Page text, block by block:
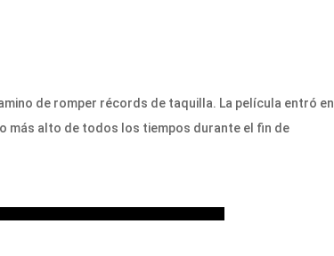
de romper récords de taquilla. La película entró en
más alto de todos los tiempos durante el fin de